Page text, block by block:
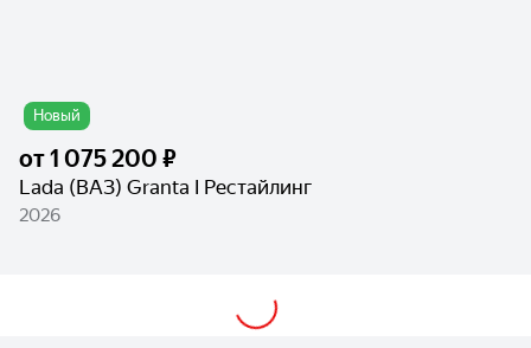
Новый
от1 075 200 ₽
Lada (ВАЗ) Granta I Рестайлинг
2026